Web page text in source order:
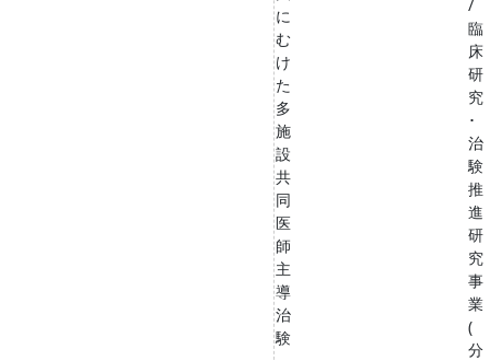
に
む
け
た
多
施
設
共
同
医
師
主
導
治
験
/
臨
床
研
究
･
治
験
推
進
研
究
事
業
(
分